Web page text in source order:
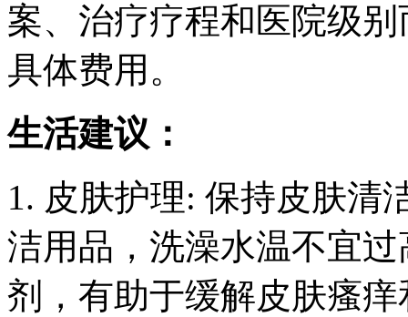
案、治疗疗程和医院级
具体费用。
生活建议：
1. 皮肤护理: 保持皮肤清
洁用品，洗澡水温不宜
剂，有助于缓解皮肤瘙